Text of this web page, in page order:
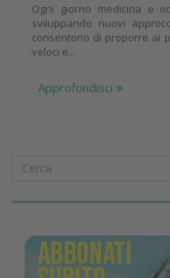
Ogni giorno medicina e
sviluppando nuovi
consentono di proporre ai
veloci e...
Approfondisci